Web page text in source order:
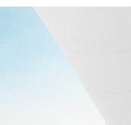
Ficha técnica